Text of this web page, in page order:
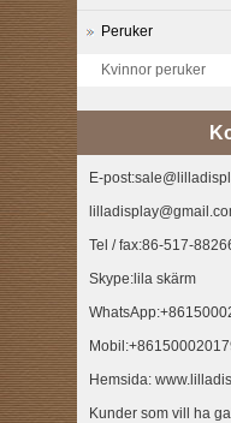
Peruker
Kvinnor peruker
E-
Tel / fax:86-517-
Skype:lila skärm
Hemsida:
Kunder som vill ha